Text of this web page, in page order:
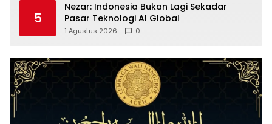
5
Nezar: Indonesia Bukan Lagi Sekadar
Pasar Teknologi AI Global
1 Agustus 2026 0